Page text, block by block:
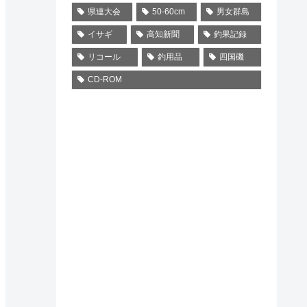
県連大会 50-60cm 男女群島
イサギ 高知新聞 釣果記録
リコール 釣用品 四国磯
CD-ROM